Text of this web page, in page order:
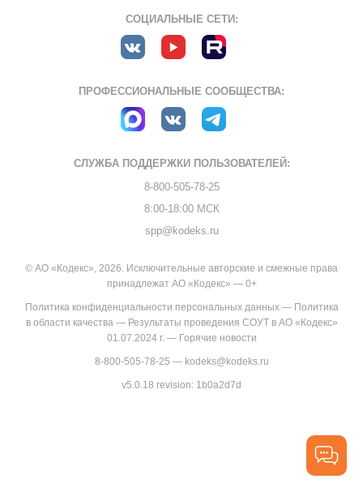
СОЦИАЛЬНЫЕ СЕТИ:
ПРОФЕССИОНАЛЬНЫЕ СООБЩЕСТВА:
СЛУЖБА ПОДДЕРЖКИ ПОЛЬЗОВАТЕЛЕЙ:
8-800-505-78-25
8:00-18:00 МСК
spp@kodeks.ru
© АО «Кодекс», 2026. Исключительные авторские и смежные права
принадлежат АО «Кодекс» — 0+
Политика конфиденциальности персональных данных— Политика
в области качества— Результаты проведения СОУТ в АО «Кодекс»
01.07.2024 г.— Горячие новости
8-800-505-78-25 — kodeks@kodeks.ru
v5.0.18 revision: 1b0a2d7d